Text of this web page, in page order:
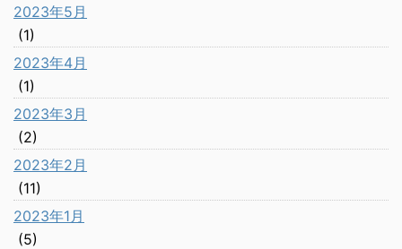
2023年5月
(1)
2023年4月
(1)
2023年3月
(2)
2023年2月
(11)
2023年1月
(5)